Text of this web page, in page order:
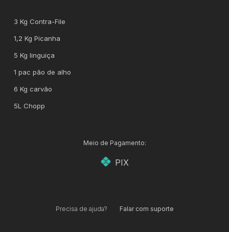
3 Kg Contra-File
1,2 Kg Picanha
5 Kg linguiça
1 pac pão de alho
6 Kg carvão
5L Chopp
Meio de Pagamento:
PIX
Precisa de ajuda? Falar com suporte